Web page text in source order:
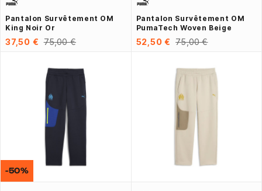
Pantalon Survêtement OM
King Noir Or
37,50 € 75,00 €
Pantalon Survêtement OM
PumaTech Woven Beige
52,50 € 75,00 €
-50%